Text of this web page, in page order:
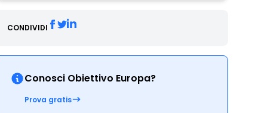
CONDIVIDI
Conosci Obiettivo Europa?
Prova gratis